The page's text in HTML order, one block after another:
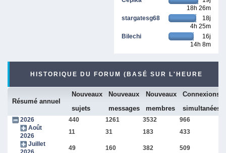
18h 26m
stargatesg68
18j
4h 25m
Bilechi
16j
14h 8m
HISTORIQUE DU FORUM (BASÉ SUR L'HEURE
Résumé annuel
Nouveaux
sujets
Nouveaux
messages
Nouveaux
membres
Connexions
simultanées
2026 440 1261 3532 966
Août
2026
11 31 183 433
Juillet
49 160 382 509